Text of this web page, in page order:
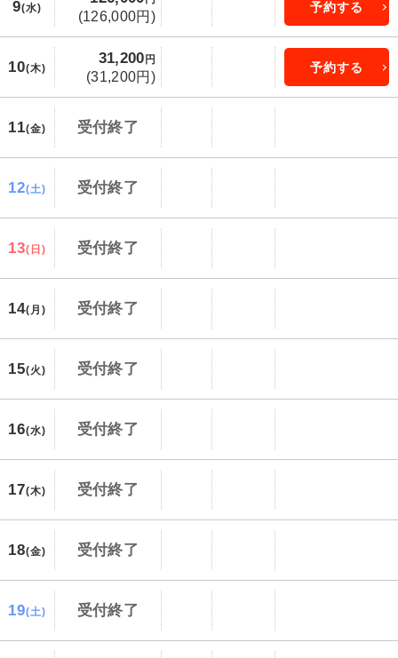
9(水)
(126,000円)
予約する
10(木)
31,200円
(31,200円)
予約する
11(金) 受付終了
12(土) 受付終了
13(日) 受付終了
14(月) 受付終了
15(火) 受付終了
16(水) 受付終了
17(木) 受付終了
18(金) 受付終了
19(土) 受付終了